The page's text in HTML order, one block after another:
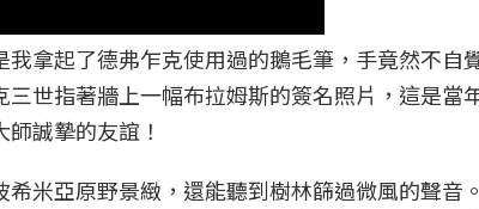
拿起了德弗乍克使用過的鵝毛筆，手竟然不自
世指著牆上一幅布拉姆斯的簽名照片，這是當
誠摯的友誼！
米亞原野景緻，還能聽到樹林篩過微風的聲音